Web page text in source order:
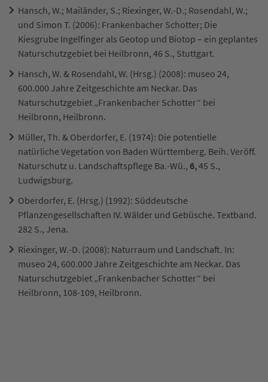
Hansch, W.; Mailänder, S.; Riexinger, W.-D.; Rosendahl, W.;
und Simon T. (2006): Frankenbacher Schotter; Die
Kiesgrube Ingelfinger als Geotop und Biotop – ein geplantes
Naturschutzgebiet bei Heilbronn, 46 S., Stuttgart.
Hansch, W. & Rosendahl, W. (Hrsg.) (2008): museo 24,
600.000 Jahre Zeitgeschichte am Neckar. Das
Naturschutzgebiet „Frankenbacher Schotter“ bei
Heilbronn, Heilbronn.
Müller, Th. & Oberdorfer, E. (1974): Die potentielle
natürliche Vegetation von Baden Württemberg. Beih. Veröff.
Naturschutz u. Landschaftspflege Ba.-Wü., 6, 45 S.,
Ludwigsburg.
Oberdorfer, E. (Hrsg.) (1992): Süddeutsche
Pflanzengesellschaften IV. Wälder und Gebüsche. Textband.
282 S., Jena.
Riexinger, W.-D. (2008): Naturraum und Landschaft. In:
museo 24, 600.000 Jahre Zeitgeschichte am Neckar. Das
Naturschutzgebiet „Frankenbacher Schotter“ bei
Heilbronn, 108-109, Heilbronn.